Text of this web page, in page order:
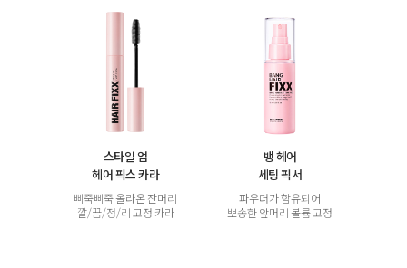
스타일 업
헤어 픽스 카라
삐죽삐죽 올라온 잔머리
깔/끔/정/리 고정 카라
뱅 헤어
세팅 픽서
파우더가 함유되어
뽀송한 앞머리 볼륨 고정